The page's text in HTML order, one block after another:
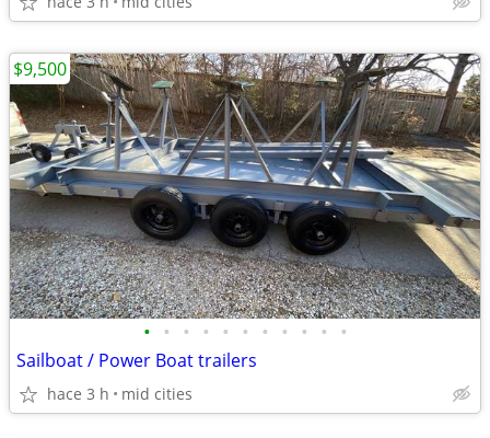
• • • • • • • • • • •
Sailboat / Power Boat trailers
hace 3 h mid cities
$9,500